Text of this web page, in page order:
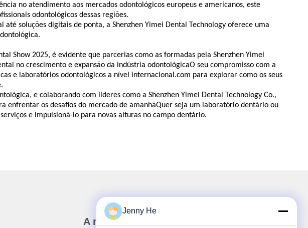
no atendimento aos mercados odontológicos europeus e americanos, este
odontológicos dessas regiões.
soluções digitais de ponta, a Shenzhen Yimei Dental Technology oferece uma
Show 2025, é evidente que parcerias como as formadas pela Shenzhen Yimei
no crescimento e expansão da indústria odontológicaO seu compromisso com a
e laboratórios odontológicos a nível internacional.com para explorar como os seus
e colaborando com líderes como a Shenzhen Yimei Dental Technology Co.,
enfrentar os desafios do mercado de amanhãQuer seja um laboratório dentário ou
e impulsioná-lo para novas alturas no campo dentário.
A nossa newsletter
Jenny He